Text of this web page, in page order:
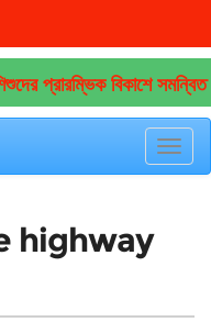
প্রারম্ভিক বিকাশে সমন্বিত
highway